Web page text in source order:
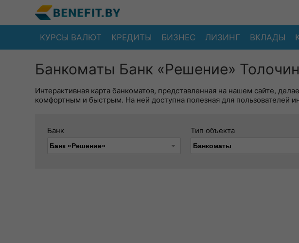
КУРСЫ ВАЛЮТ КРЕДИТЫ БИЗНЕС ЛИЗИНГ ВКЛАДЫ
Банкоматы Банк «Решение»
Интерактивная карта банкоматов, представленная на нашем сайте,
комфортным и быстрым. На ней доступна полезная для пользователей
Банк Тип объекта